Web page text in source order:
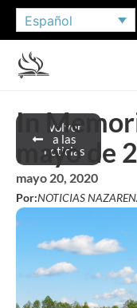
Español
Volver
a las
noticias
In
mayo de
mayo 20, 2020
Por:NOTICIAS